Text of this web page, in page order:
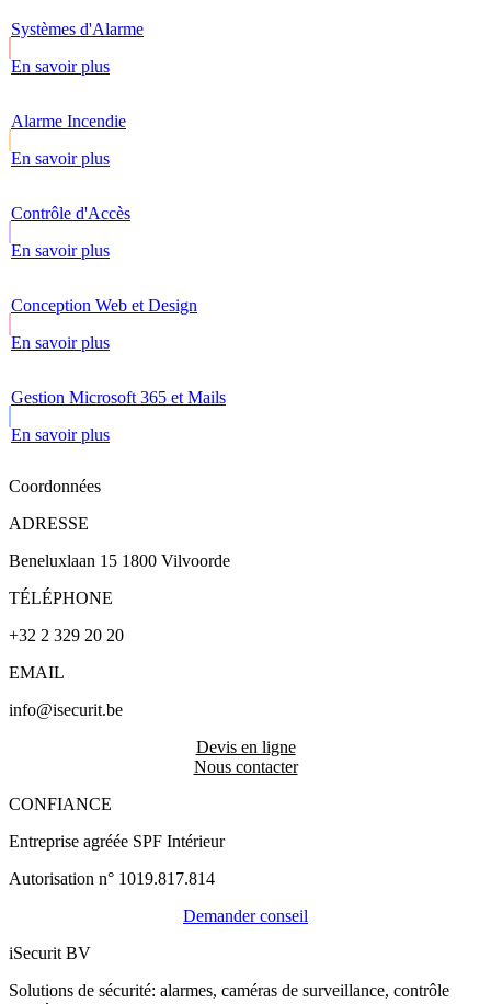
Systèmes d'Alarme
En savoir plus
Alarme Incendie
En savoir plus
Contrôle d'Accès
En savoir plus
Conception Web et Design
En savoir plus
Gestion Microsoft 365 et Mails
En savoir plus
Coordonnées
ADRESSE
Beneluxlaan 15 1800 Vilvoorde
TÉLÉPHONE
+32 2 329 20 20
EMAIL
info@isecurit.be
Devis en ligne
Nous contacter
CONFIANCE
Entreprise agréée SPF Intérieur
Autorisation n° 1019.817.814
Demander conseil
iSecurit BV
Solutions de sécurité: alarmes, caméras de surveillance, contrôle